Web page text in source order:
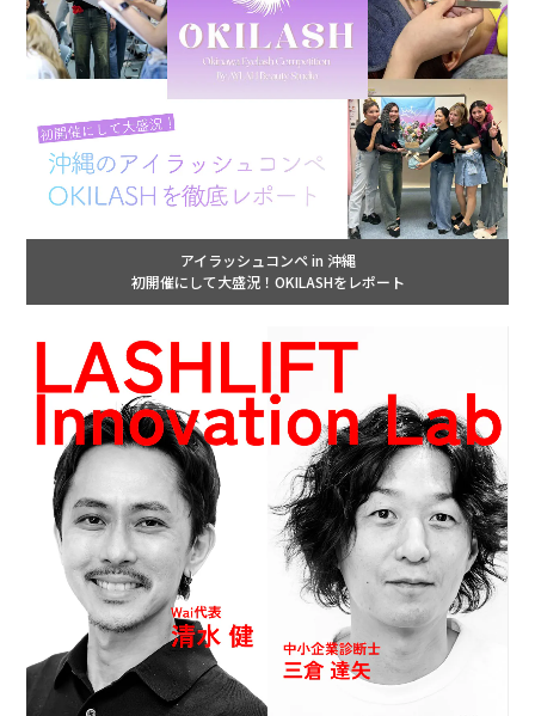
アイラッシュコンペ in 沖縄
初開催にして大盛況！OKILASHをレポート